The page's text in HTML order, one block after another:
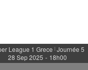
League 1 Grece | Journée 5
28 Sep 2025 - 18h00